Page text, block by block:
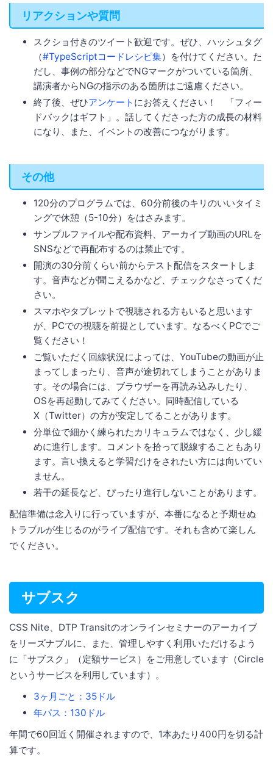
リアクションや質問
スクショ付きのツイート歓迎です。ぜひ、ハッシュタグ
（#TypeScriptコードレシピ集）を付けてください。た
だし、事例の部分などでNGマークがついている箇所、
講演者からNGの指示のある箇所はご遠慮ください。
終了後、ぜひアンケート にお答えください！ 「フィー
ドバックはギフト」。話してくださった方の成長の材料
になり、また、イベントの改善につながります。
その他
120分のプログラムでは、60分前後のキリのいいタイミ
ングで休憩（5-10分）をはさみます。
サンプルファイルや配布資料、アーカイブ動画のURLを
SNSなどで再配布するのは禁止です。
開演の30分前くらい前からテスト配信をスタートしま
す。音声などが聞こえるかなど、チェックなさってくだ
さい。
スマホやタブレットで視聴される方もいると思います
が、PCでの視聴を前提としています。なるべくPCでご
覧ください！
ご覧いただく回線状況によっては、YouTubeの動画が止
まってしまったり、音声が途切れてしまうことがありま
す。その場合には、ブラウザーを再読み込みしたり、
OSを再起動してみてください。同時配信している
X（Twitter）の方が安定してることがあります。
分単位で細かく練られたカリキュラムではなく、少し緩
めに進行します。コメントを拾って脱線することもあり
ます。言い換えると学習だけをされたい方には向いてい
ません。
若干の延長など、ぴったり進行しないことがあります。
配信準備は念入りに行っていますが、本番になると予期せぬ
トラブルが生じるのがライブ配信です。それも含めて楽しん
でください。
サブスク
CSS Nite、DTP Transitのオンラインセミナーのアーカイブ
をリーズナブルに、また、管理しやすく利用いただけるよう
に「サブスク」（定額サービス）をご用意しています（Circle
というサービスを利用しています）。
3ヶ月ごと：35ドル
年パス：130ドル
年間で60回近く開催されますので、1本あたり400円を切る計
算です。